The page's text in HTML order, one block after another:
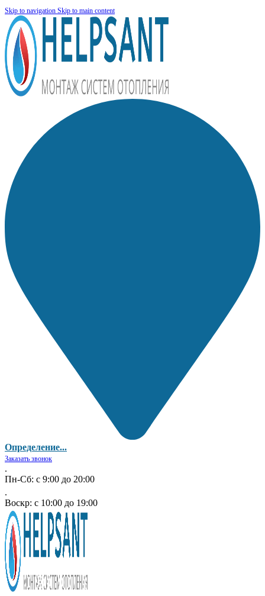
Skip to navigation Skip to main content
Определение...
Заказать звонок
.
Пн-Сб: с 9:00 до 20:00
.
Воскр: с 10:00 до 19:00